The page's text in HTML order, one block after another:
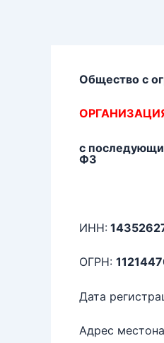
Общество с
с
ФЗ
ИНН:
ОГРН:
Дата
Адрес